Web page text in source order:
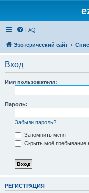
FAQ
Эзотерический сайт
Вход
Имя пользователя:
Пароль:
Забыли пароль?
Запомнить меня
Скрыть моё пребывание
РЕГИСТРАЦИЯ